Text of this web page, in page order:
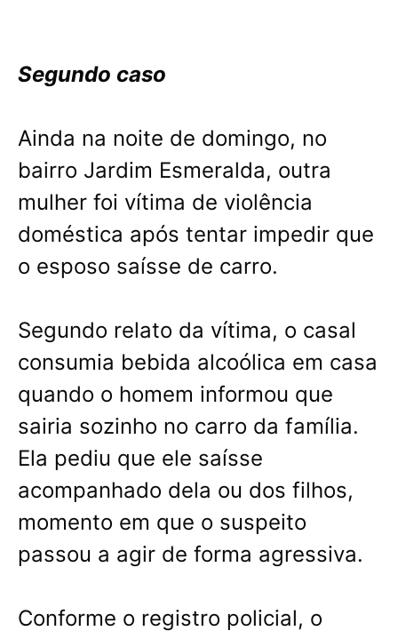
Segundo caso
Ainda na noite de domingo, no
bairro Jardim Esmeralda, outra
mulher foi vítima de violência
doméstica após tentar impedir que
o esposo saísse de carro.
Segundo relato da vítima, o casal
consumia bebida alcoólica em casa
quando o homem informou que
sairia sozinho no carro da família.
Ela pediu que ele saísse
acompanhado dela ou dos filhos,
momento em que o suspeito
passou a agir de forma agressiva.
Conforme o registro policial, o